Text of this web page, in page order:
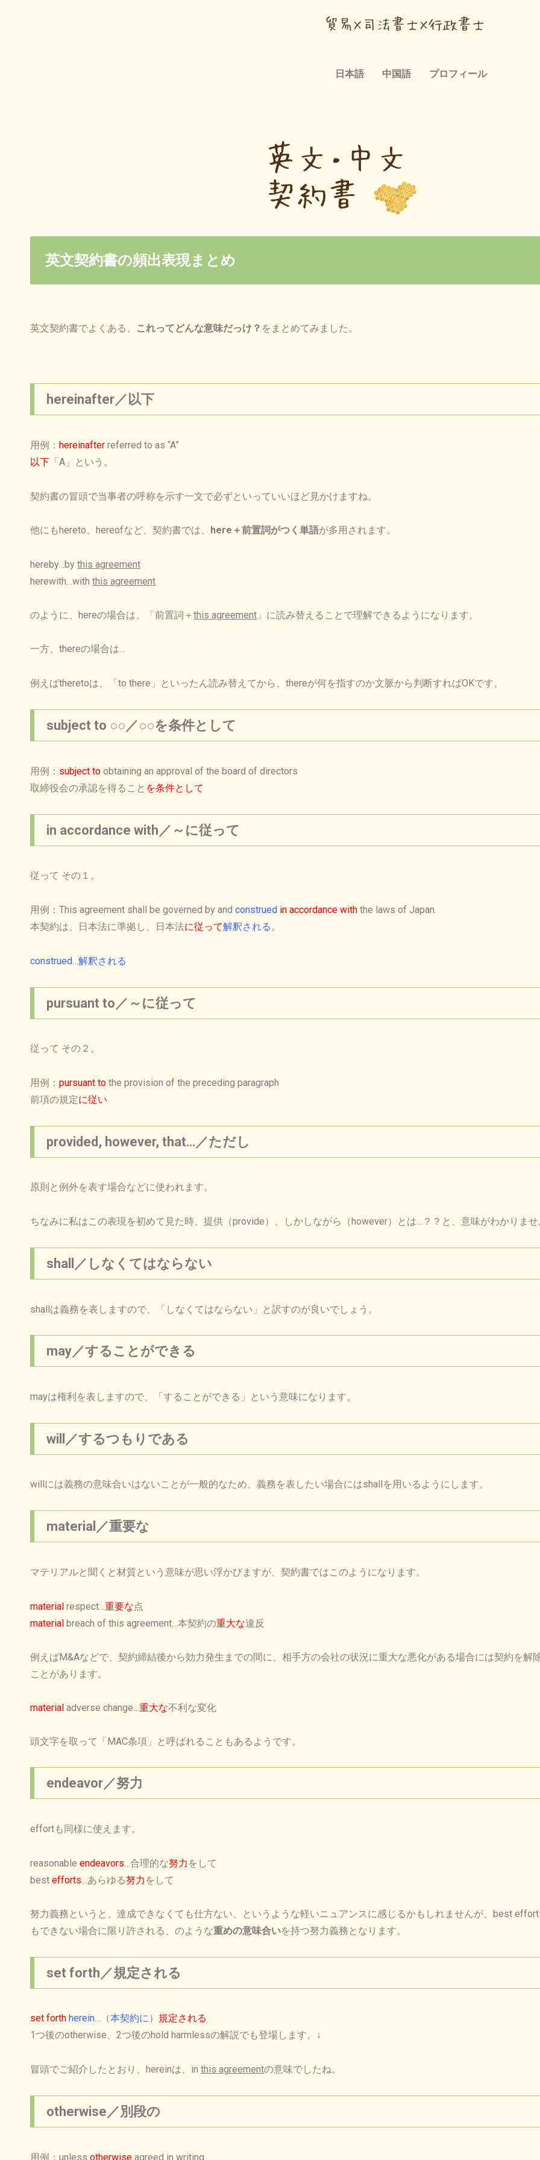
日本語 中国語 プロフィール
英文契約書の頻出表現まとめ
英文契約書でよくある、 これってどんな意味だっけ？ をまとめてみました。
hereinafter／以下
用例： hereinafter referred to as “A”
以下 「A」という。
契約書の冒頭で当事者の呼称を示す一文で必ずといっていいほど見かけますね。
他にもhereto、hereofなど、 契約書では、 here＋前置詞がつく単語が多用されます。
hereby…by this agreement
herewith…with this agreement
のように、hereの場合は、「前置詞 ＋ this agreement 」に読み替えることで理解できるようになります。
一方、thereの場合は…
例えばtheretoは、「to there」といったん読み替えてから、thereが何を指すのか文脈から判断すればOKです。
subject to ○○／○○を条件として
用例： subject to obtaining an approval of the board of directors
取締役会の承認を得ること を条件として
in accordance with／～に従って
従って その１。
用例：This agreement shall be governed by and construed in accordance with the laws of Japan.
本契約は、日本法に準拠し、日本法に従って解釈される。
construed 解釈される
pursuant to／～に従って
従って その２。
用例： pursuant to the provision of the preceding paragraph
前項の規定に従い
provided, however, that…／ただし
原則と例外を表す場合などに使われます。
ちなみに私はこの表現を初めて見た時、提供（provide）、しかしながら（however）とは…？？と、意味がわかりませ
shall／しなくてはならない
shallは義務を表しますので、「しなくてはならない」と訳すのが良いでしょう。
may／することができる
mayは権利を表しますので、「することができる」という意味になります。
will／するつもりである
willには義務の意味合いはないことが一般的なため、義務を表したい場合にはshallを用いるようにします。
material／重要な
マテリアルと聞くと材質という意味が思い浮かびますが、契約書ではこのようになります。
material respect… 重要な点
material breach of this agreement…本契約の重大な違反
例えばM&Aなどで、契約締結後から効力発生までの間に、相手方の会社の状況に重大な悪化がある場合には契約を解
ことがあります。
material adverse change… 重大な不利な変化
頭文字を取って「MAC条項」と呼ばれることもあるようです。
endeavor／努力
effortも同様に使えます。
reasonable endeavors…合理的な努力 をして
best efforts…あらゆる努力 をして
努力義務というと、達成できなくても仕方ない、というような軽いニュアンスに感じるかもしれませんが、best
もできない場合に限り許される、のような重めの意味合いを持つ努力義務となります。
set forth／規定される
set forth herein…（本契約に） 規定される
1つ後のotherwise、2つ後のhold harmlessの解説でも登場します。 ↓
冒頭でご紹介したとおり、hereinは、in this agreementの意味でしたね。
otherwise／別段の
用例：unless otherwise agreed in writing